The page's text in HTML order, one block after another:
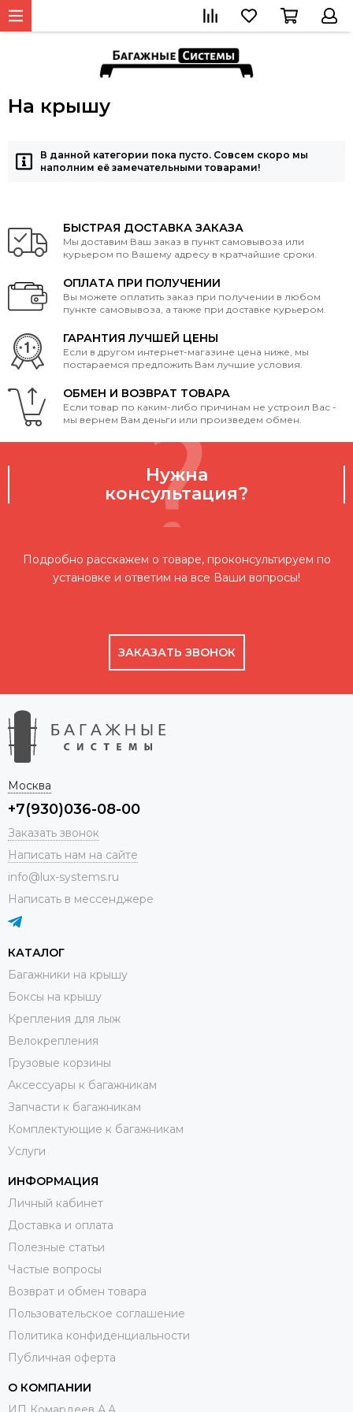
На крышу
В данной категории пока пусто. Совсем скоро мы
наполним её замечательными товарами!
БЫСТРАЯ ДОСТАВКА ЗАКАЗА
Мы доставим Ваш заказ в пункт самовывоза или
курьером по Вашему адресу в кратчайшие сроки.
ОПЛАТА ПРИ ПОЛУЧЕНИИ
Вы можете оплатить заказ при получении в любом
пункте самовывоза, а также при доставке курьером.
ГАРАНТИЯ ЛУЧШЕЙ ЦЕНЫ
Если в другом интернет-магазине цена ниже, мы
постараемся предложить Вам лучшие условия.
ОБМЕН И ВОЗВРАТ ТОВАРА
Если товар по каким-либо причинам не устроил Вас -
мы вернем Вам деньги или произведем обмен.
Нужна
консультация?
Подробно расскажем о товаре, проконсультируем по
установке и ответим на все Ваши вопросы!
ЗАКАЗАТЬ ЗВОНОК
Москва
+7(930)036-08-00
Заказать звонок
Написать нам на сайте
info@lux-systems.ru
Написать в мессенджере
КАТАЛОГ
Багажники на крышу
Боксы на крышу
Крепления для лыж
Велокрепления
Грузовые корзины
Аксессуары к багажникам
Запчасти к багажникам
Комплектующие к багажникам
Услуги
ИНФОРМАЦИЯ
Личный кабинет
Доставка и оплата
Полезные статьи
Частые вопросы
Возврат и обмен товара
Пользовательское соглашение
Политика конфиденциальности
Публичная оферта
О КОМПАНИИ